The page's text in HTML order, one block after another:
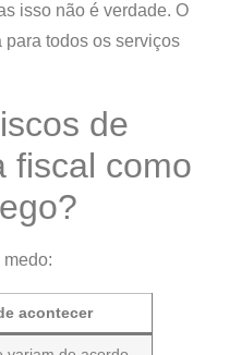
isso não é verdade. O
todos os serviços
de
fiscal como
acontecer